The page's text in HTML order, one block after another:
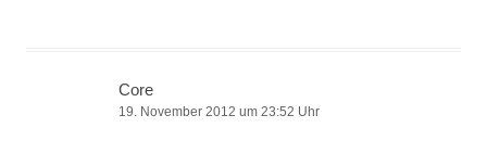
Core
19. November 2012 um 23:52 Uhr